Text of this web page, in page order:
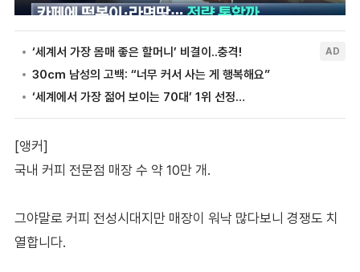
[앵커]
국내 커피 전문점 매장 수 약 10만 개.
그야말로 커피 전성시대지만 매장이 워낙 많다보니 경쟁도 치
열합니다.